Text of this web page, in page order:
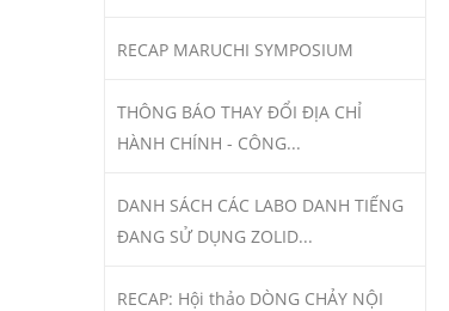
RECAP MARUCHI SYMPOSIUM
THÔNG BÁO THAY ĐỔI ĐỊA CHỈ
HÀNH CHÍNH - CÔNG...
DANH SÁCH CÁC LABO DANH TIẾNG
ĐANG SỬ DỤNG ZOLID...
RECAP: Hội thảo DÒNG CHẢY NỘI